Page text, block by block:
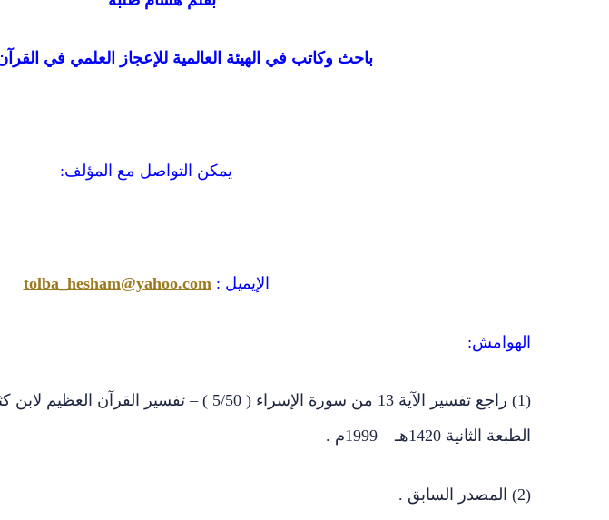
باحث وكاتب في الهيئة العالمية للإعجاز العلمي في
يمكن التواصل مع المؤلف:
الإيميل :tolba_hesham@yahoo.com
الهوامش:
(1) راجع تفسير الآية 13 من سورة الإسراء ( 5/50 ) –
الطبعة الثانية 1420هـ – 1999م .
(2) المصدر السابق .